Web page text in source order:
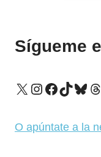
Sígueme
X Instagram
TikTok
O apúntate a la